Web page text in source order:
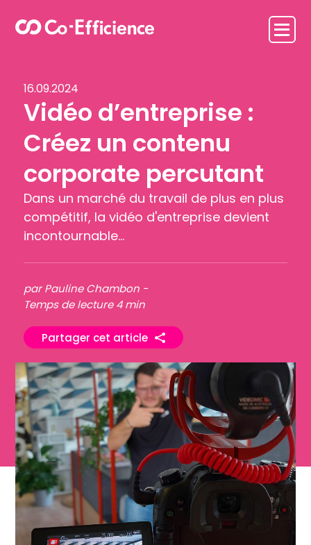
16.09.2024
Vidéo d’entreprise :
Créez un contenu
corporate percutant
Dans un marché du travail de plus en plus
compétitif, la vidéo d'entreprise devient
incontournable...
par Pauline Chambon -
Temps de lecture 4 min
Partager cet article